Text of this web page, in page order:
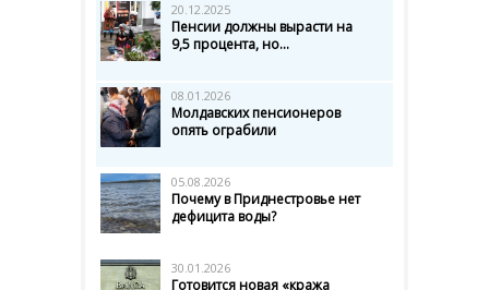
20.12.2025
Пенсии должны вырасти на
9,5 процента, но...
08.01.2026
Молдавских пенсионеров
опять ограбили
05.08.2026
Почему в Приднестровье нет
дефицита воды?
30.01.2026
Готовится новая «кража